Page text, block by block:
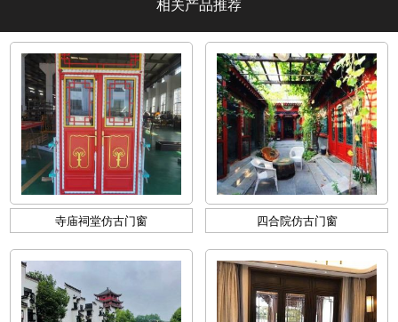
相关产品推荐
寺庙祠堂仿古门窗 四合院仿古门窗